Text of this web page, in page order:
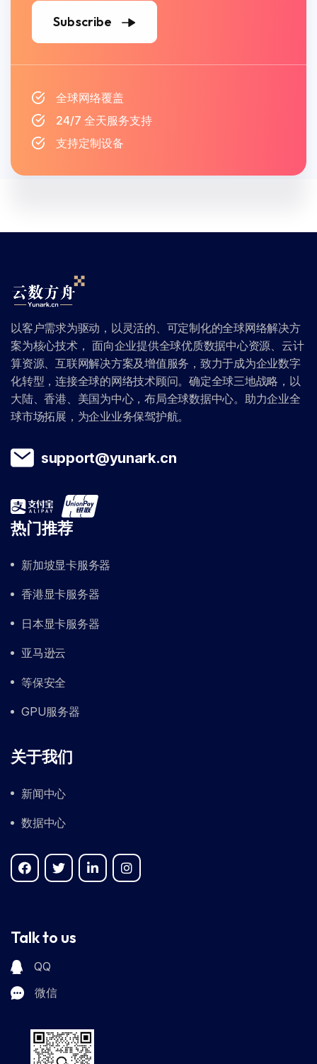
Subscribe
全球网络覆盖
24/7 全天服务支持
支持定制设备
以客户需求为驱动，以灵活的、可定制化的全球网络解决方
案为核心技术， 面向企业提供全球优质数据中心资源、云计
算资源、互联网解决方案及增值服务，致力于成为企业数字
化转型，连接全球的网络技术顾问。确定全球三地战略，以
大陆、香港、美国为中心，布局全球数据中心。助力企业全
球市场拓展，为企业业务保驾护航。
support@yunark.cn
热门推荐
新加坡显卡服务器
香港显卡服务器
日本显卡服务器
亚马逊云
等保安全
GPU服务器
关于我们
新闻中心
数据中心
Talk to us
QQ
微信